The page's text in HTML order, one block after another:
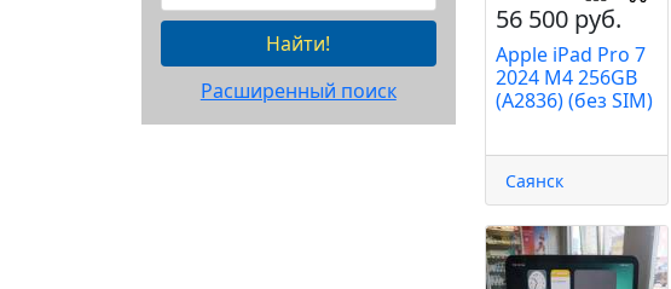
Найти!
Расширенный поиск
56 500 руб.
Apple iPad Pro 7
2024 M4 256GB
(A2836) (без SIM)
Саянск